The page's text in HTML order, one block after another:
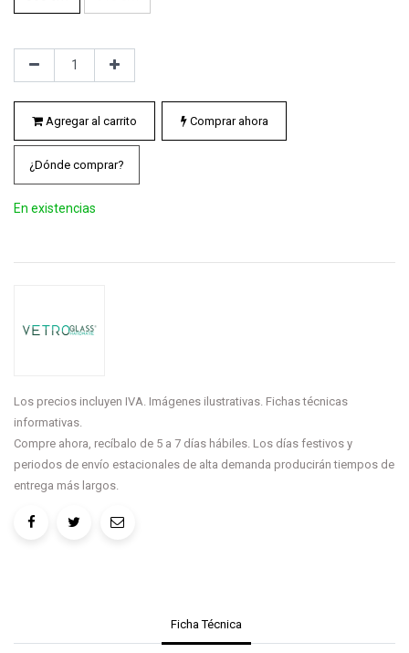
Agregar al carrito Comprar ahora
¿Dónde comprar?
En existencias
Los precios incluyen IVA. Imágenes ilustrativas. Fichas técnicas
informativas.
Compre ahora, recíbalo de 5 a 7 días hábiles. Los días festivos y
periodos de envío estacionales de alta demanda producirán tiempos de
entrega más largos.
Ficha Técnica